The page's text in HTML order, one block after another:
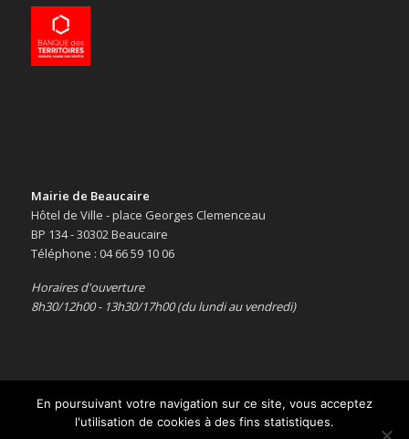
Mairie de Beaucaire
Hôtel de Ville - place Georges Clemenceau
BP 134 - 30302 Beaucaire
Téléphone : 04 66 59 10 06
Horaires d'ouverture
8h30/12h00 - 13h30/17h00 (du lundi au vendredi)
Copyright © 2016 -Le site officiel de la ville de Beaucaire-Mentions
En poursuivant votre navigation sur ce site, vous acceptez
l'utilisation de cookies à des fins statistiques.